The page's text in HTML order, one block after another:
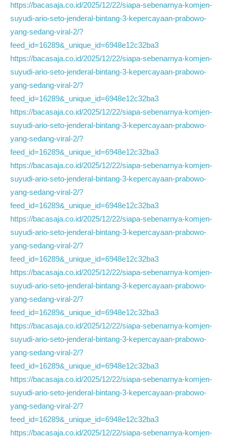
https://bacasaja.co.id/2025/12/22/siapa-sebenarnya-komjen-
suyudi-ario-seto-jenderal-bintang-3-kepercayaan-prabowo-
yang-sedang-viral-2/?
feed_id=16289&_unique_id=6948e12c32ba3
https://bacasaja.co.id/2025/12/22/siapa-sebenarnya-komjen-
suyudi-ario-seto-jenderal-bintang-3-kepercayaan-prabowo-
yang-sedang-viral-2/?
feed_id=16289&_unique_id=6948e12c32ba3
https://bacasaja.co.id/2025/12/22/siapa-sebenarnya-komjen-
suyudi-ario-seto-jenderal-bintang-3-kepercayaan-prabowo-
yang-sedang-viral-2/?
feed_id=16289&_unique_id=6948e12c32ba3
https://bacasaja.co.id/2025/12/22/siapa-sebenarnya-komjen-
suyudi-ario-seto-jenderal-bintang-3-kepercayaan-prabowo-
yang-sedang-viral-2/?
feed_id=16289&_unique_id=6948e12c32ba3
https://bacasaja.co.id/2025/12/22/siapa-sebenarnya-komjen-
suyudi-ario-seto-jenderal-bintang-3-kepercayaan-prabowo-
yang-sedang-viral-2/?
feed_id=16289&_unique_id=6948e12c32ba3
https://bacasaja.co.id/2025/12/22/siapa-sebenarnya-komjen-
suyudi-ario-seto-jenderal-bintang-3-kepercayaan-prabowo-
yang-sedang-viral-2/?
feed_id=16289&_unique_id=6948e12c32ba3
https://bacasaja.co.id/2025/12/22/siapa-sebenarnya-komjen-
suyudi-ario-seto-jenderal-bintang-3-kepercayaan-prabowo-
yang-sedang-viral-2/?
feed_id=16289&_unique_id=6948e12c32ba3
https://bacasaja.co.id/2025/12/22/siapa-sebenarnya-komjen-
suyudi-ario-seto-jenderal-bintang-3-kepercayaan-prabowo-
yang-sedang-viral-2/?
feed_id=16289&_unique_id=6948e12c32ba3
https://bacasaja.co.id/2025/12/22/siapa-sebenarnya-komjen-